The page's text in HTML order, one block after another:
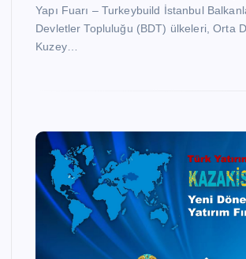
Yapı Fuarı – Turkeybuild İstanbul
Devletler Topluluğu (BDT) ülkeleri, Orta
Kuzey…